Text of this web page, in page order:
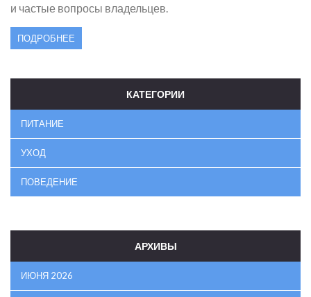
и частые вопросы владельцев.
ПОДРОБНЕЕ
КАТЕГОРИИ
ПИТАНИЕ
УХОД
ПОВЕДЕНИЕ
АРХИВЫ
ИЮНЯ 2026